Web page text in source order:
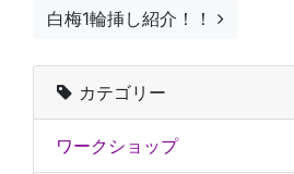
白梅1輪挿し紹介！！
カテゴリー
ワークショップ